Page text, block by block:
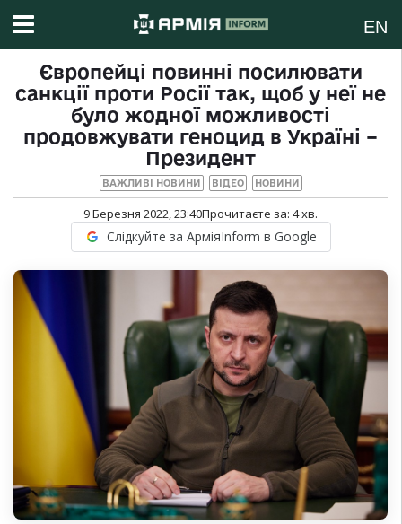
EN
Європейці повинні посилювати
санкції проти Росії так, щоб у неї не
було жодної можливості
продовжувати геноцид в Україні –
Президент
ВАЖЛИВІ НОВИНИ ВІДЕО НОВИНИ
9 Березня 2022, 23:40Прочитаєте за: 4хв.
Слідкуйте за АрміяInform в Google